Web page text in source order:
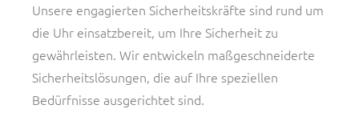
Unsere engagierten Sicherheitskräfte sind rund um
die Uhr einsatzbereit, um Ihre Sicherheit zu
gewährleisten. Wir entwickeln maßgeschneiderte
Sicherheitslösungen, die auf Ihre speziellen
Bedürfnisse ausgerichtet sind.